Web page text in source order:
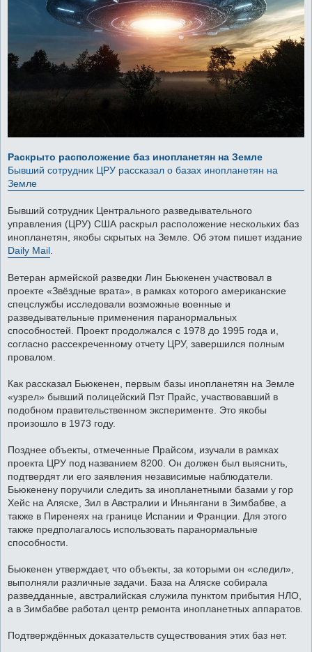
Раскрыто расположение баз инопланетян на Земле
Бывший сотрудник ЦРУ рассказал о базах инопланетян на
Земле
Бывший сотрудник Центрального разведывательного
управления (ЦРУ) США раскрыл расположение нескольких баз
инопланетян, якобы скрытых на Земле. Об этом пишет издание
Daily Mail
Ветеран армейской разведки Лин Бьюкенен участвовал в
проекте «Звёздные врата», в рамках которого американские
спецслужбы исследовали возможные военные и
разведывательные применения паранормальных
способностей. Проект продолжался с 1978 до 1995 года и,
согласно рассекреченному отчету ЦРУ, завершился полным
провалом.
Как рассказал Бьюкенен, первым базы инопланетян на Земле
«узрел» бывший полицейский Пэт Прайс, участвовавший в
подобном правительственном эксперименте. Это якобы
произошло в 1973 году.
Позднее объекты, отмеченные Прайсом, изучали в рамках
проекта ЦРУ под названием 8200. Он должен был выяснить,
подтвердят ли его заявления независимые наблюдатели.
Бьюкенену поручили следить за инопланетными базами у гор
Хейс на Аляске, Зил в Австралии и Иньянгани в Зимбабве, а
также в Пиренеях на границе Испании и Франции. Для этого
также предполагалось использовать паранормальные
способности.
Бьюкенен утверждает, что объекты, за которыми он «следил»,
выполняли различные задачи. База на Аляске собирала
разведданные, австралийская служила пунктом прибытия НЛО,
а в Зимбабве работал центр ремонта инопланетных аппаратов.
Подтверждённых доказательств существования этих баз нет.